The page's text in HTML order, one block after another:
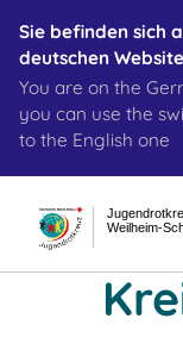
Sie befinden sich
deutschen Website
You are on the
you can use the
to the English one
Weilheim-